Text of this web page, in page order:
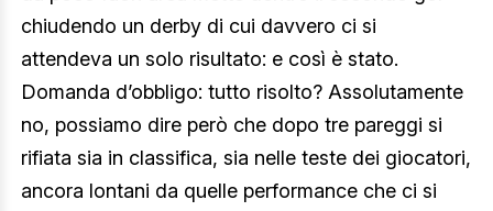
chiudendo un derby di cui davvero ci si
attendeva un solo risultato: e così è stato.
Domanda d’obbligo: tutto risolto? Assolutamente
no, possiamo dire però che dopo tre pareggi si
rifiata sia in classifica, sia nelle teste dei giocatori,
ancora lontani da quelle performance che ci si